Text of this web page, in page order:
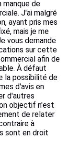
manque de
J'ai malgré
ayant pris mes
mais je me
vous demande
sur cette
afin de
À défaut
la possibilité de
d'avis en
d'autres
objectif n'est
de relater
à
sont en droit